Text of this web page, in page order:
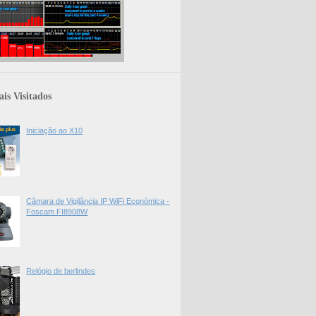
Visitados
Iniciação ao X10
Câmara de Vigilância IP WiFi Económica -
Foscam FI8908W
Relógio de berlindes